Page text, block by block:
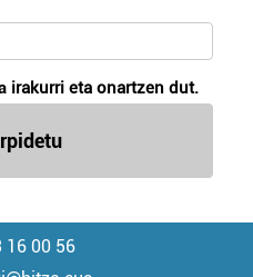
irakurri eta onartzen dut.
16 00 56